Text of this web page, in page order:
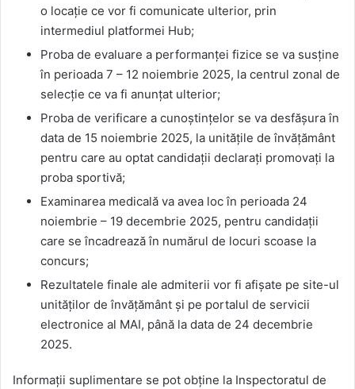
o locație ce vor fi comunicate ulterior, prin
intermediul platformei Hub;
Proba de evaluare a performanței fizice se va susține
în perioada 7 – 12 noiembrie 2025, la centrul zonal de
selecție ce va fi anunțat ulterior;
Proba de verificare a cunoștințelor se va desfășura în
data de 15 noiembrie 2025, la unitățile de învățământ
pentru care au optat candidații declarați promovați la
proba sportivă;
Examinarea medicală va avea loc în perioada 24
noiembrie – 19 decembrie 2025, pentru candidații
care se încadrează în numărul de locuri scoase la
concurs;
Rezultatele finale ale admiterii vor fi afișate pe site-ul
unităților de învățământ și pe portalul de servicii
electronice al MAI, până la data de 24 decembrie
2025.
Informații suplimentare se pot obține la Inspectoratul de